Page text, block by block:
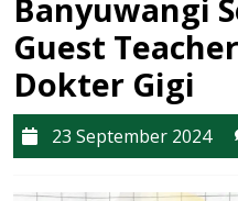
Banyuwangi
Guest
Dokter Gigi
23 September 2024